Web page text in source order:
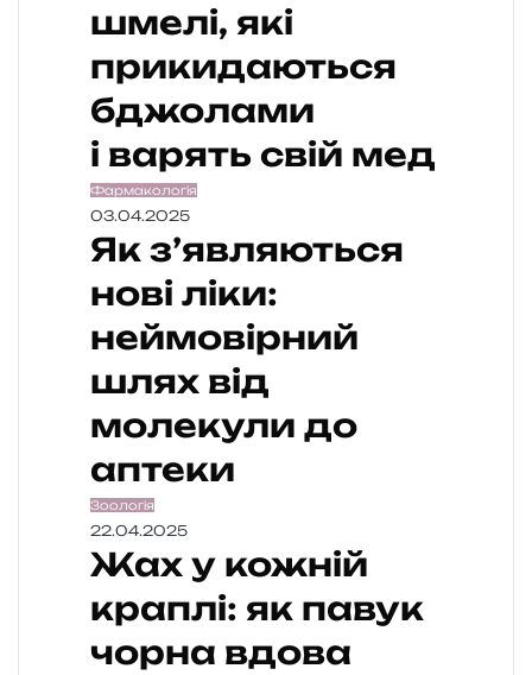
шмелі, які
прикидаються
бджолами
і варять свій мед
Фармакологія
03.04.2025
Як з’являються
нові ліки:
неймовірний
шлях від
молекули до
аптеки
Зоологія
22.04.2025
Жах у кожній
краплі: як павук
чорна вдова